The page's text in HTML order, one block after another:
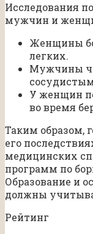
Исследования
мужчин и
Женщины
легких.
Мужчины
У женщин
во время
Таким образом,
его
медицинских
программ по
Образование и
должны
Рейтинг